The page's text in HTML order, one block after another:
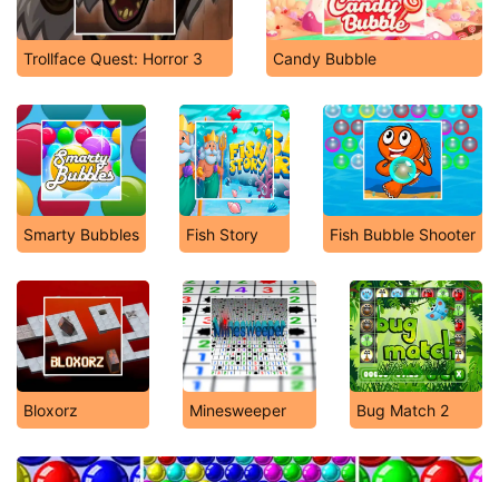
Trollface Quest: Horror 3 Candy Bubble
Smarty Bubbles Fish Story Fish Bubble Shooter
Bloxorz Minesweeper Bug Match 2